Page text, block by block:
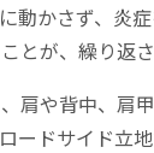
動かさず、炎
とが、繰り返
肩や背中、肩
ードサイド立